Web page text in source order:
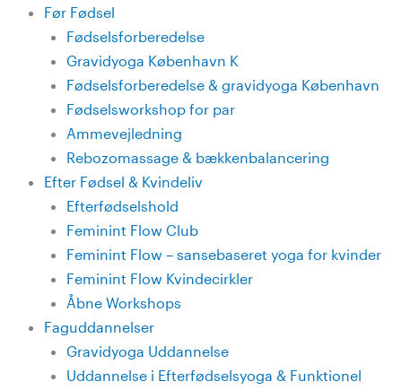
content
Før Fødsel
Fødselsforberedelse
Gravidyoga København K
Fødselsforberedelse & gravidyoga København
Fødselsworkshop for par
Ammevejledning
Rebozomassage & bækkenbalancering
Efter Fødsel & Kvindeliv
Efterfødselshold
Feminint Flow Club
Feminint Flow – sansebaseret yoga for kvinder
Feminint Flow Kvindecirkler
Åbne Workshops
Faguddannelser
Gravidyoga Uddannelse
Uddannelse i Efterfødselsyoga & Funktionel
Main